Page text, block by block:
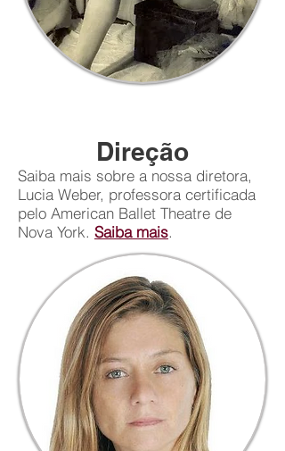
Direção
Saiba mais sobre a nossa diretora,
Lucia Weber, professora certificada
pelo American Ballet Theatre de
Nova York. Saiba mais.